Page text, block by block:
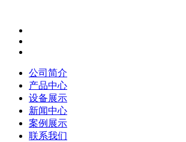
公司简介
产品中心
设备展示
新闻中心
案例展示
联系我们